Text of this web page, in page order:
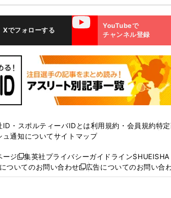
Xでフォローする
YouTube
YouTubeで
チャンネル登録
ID・スポルティーバIDとは利用規約・会員規約特
ュ通知についてサイトマップ
ージ
新
し
い
集英社プライバシーガイドライン
ついてのお問い合わせ
新
し
広告についてのお問い合